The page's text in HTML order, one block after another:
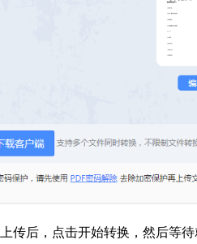
传后，点击开始转换，然后等